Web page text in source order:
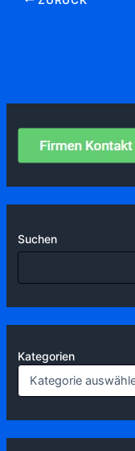
Suchen
Kategorien